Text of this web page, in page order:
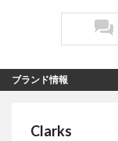
ブランド情報
Clarks